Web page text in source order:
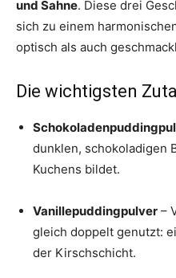
und Sahne. Diese drei
sich zu einem
optisch als auch
Die wichtigsten
dunklen, schokoladigen
Kuchens bildet.
Vanillepuddingpulver –
gleich doppelt genutzt:
der Kirschschicht.